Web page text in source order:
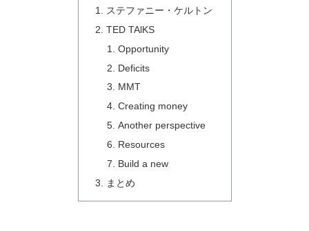
ステファニー・ケルトン
TED TAlKS
Opportunity
Deficits
MMT
Creating money
Another perspective
Resources
Build a new
まとめ